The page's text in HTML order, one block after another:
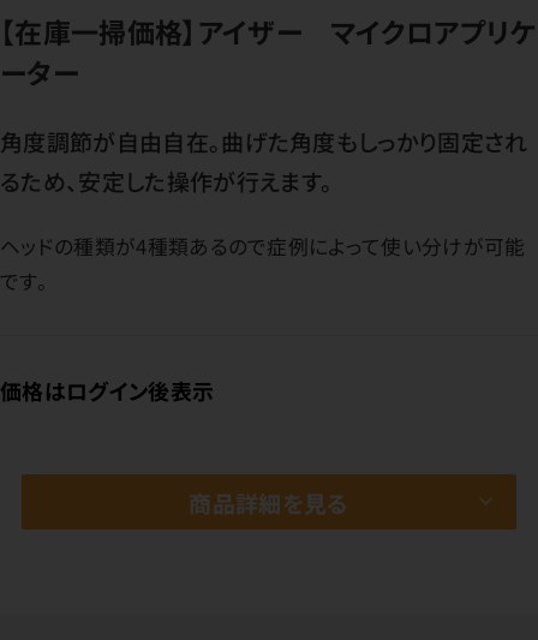
【在庫一掃価格】アイザー マイクロアプリケ
ーター
角度調節が自由自在。曲げた角度もしっかり固定され
るため、安定した操作が行えます。
ヘッドの種類が4種類あるので症例によって使い分けが可能
です。
価格はログイン後表示
商品詳細を見る